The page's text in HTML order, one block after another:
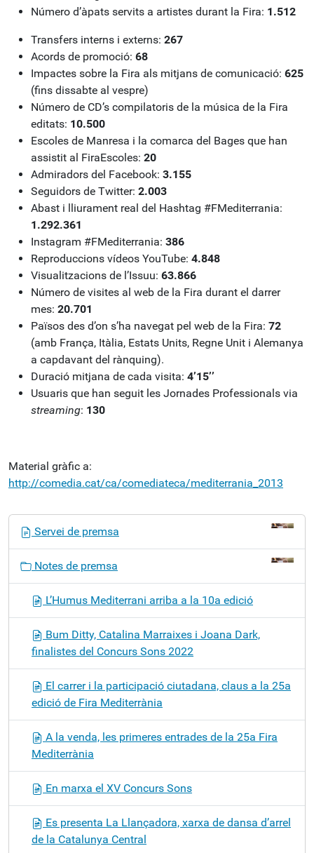
Número d’àpats servits a artistes durant la Fira: 1.512
Transfers interns i externs: 267
Acords de promoció: 68
Impactes sobre la Fira als mitjans de comunicació: 625
(fins dissabte al vespre)
Número de CD’s compilatoris de la música de la Fira
editats: 10.500
Escoles de Manresa i la comarca del Bages que han
assistit al FiraEscoles: 20
Admiradors del Facebook: 3.155
Seguidors de Twitter: 2.003
Abast i lliurament real del Hashtag #FMediterrania:
1.292.361
Instagram #FMediterrania: 386
Reproduccions vídeos YouTube: 4.848
Visualitzacions de l’Issuu: 63.866
Número de visites al web de la Fira durant el darrer
mes: 20.701
Països des d’on s’ha navegat pel web de la Fira: 72
(amb França, Itàlia, Estats Units, Regne Unit i Alemanya
a capdavant del rànquing).
Duració mitjana de cada visita: 4’15’’
Usuaris que han seguit les Jornades Professionals via
streaming: 130
Material gràfic a:
http://comedia.cat/ca/comediateca/mediterrania_2013
Servei de premsa
Notes de premsa
L’Humus Mediterrani arriba a la 10a edició
Bum Ditty, Catalina Marraixes i Joana Dark,
finalistes del Concurs Sons 2022
El carrer i la participació ciutadana, claus a la 25a
edició de Fira Mediterrània
A la venda, les primeres entrades de la 25a Fira
Mediterrània
En marxa el XV Concurs Sons
Es presenta La Llançadora, xarxa de dansa d’arrel
de la Catalunya Central